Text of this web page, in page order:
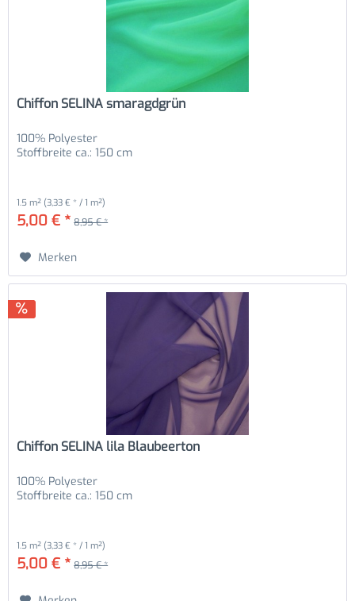
Chiffon SELINA smaragdgrün
100% Polyester
Stoffbreite ca.: 150 cm
1.5 m² (3,33 € * / 1 m²)
5,00 € * 8,95 € *
Merken
Chiffon SELINA lila Blaubeerton
100% Polyester
Stoffbreite ca.: 150 cm
1.5 m² (3,33 € * / 1 m²)
5,00 € * 8,95 € *